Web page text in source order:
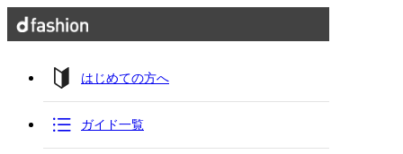
はじめての方へ
ガイド一覧